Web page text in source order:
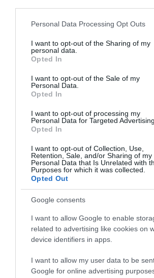
Please note that this website/app uses one
not limited to your visit or usage behaviour.
grant or deny consent to Google and its
use your data for below specified purposes
consent section.
Personal Data Processing Opt Outs
I want to opt-out of the Sharing of my
personal data.
Opted In
I want to opt-out of the Sale of my
Personal Data.
Opted In
I want to opt-out of processing my
Personal Data for Targeted Advertising.
Opted In
I want to opt-out of Collection, Use,
Retention, Sale, and/or Sharing of my
Personal Data that Is Unrelated with
Purposes for which it was collected.
Opted Out
Google consents
I want to allow Google to enable
related to advertising like cookies on
device identifiers in apps.
I want to allow my user data to be
Google for online advertising
ΡΟΗ ΕΙΔΗΣΕΩΝ
Το χρηματοδοτούμενο
από την ΕΕ έργο “The
Gaming Police”
ενισχύει την ασφάλεια
διαδίκτυο
31.07.2026
ΑΑΔΕ: Διευκρινίσεις
για τα πρόστιμα σε
αφορούν τους ΦΗΜ
31.07.2026
Σ. Καλαφάτης: «Η
Τεχνητή Νοημοσύνη
δεν είναι απλώς μια
νέα τεχνολογία, είναι
μια νέα βιομηχανική
επανάσταση»
31.07.2026
Νέος οδηγός του ΕΚΤ
για τη χρηματοδότηση
των ελληνικών
επιχειρήσεων στον
χώρο της άμυνας
31.07.2026
Η πιο ταξιδιάρικη
βαλίτσα του φετινού